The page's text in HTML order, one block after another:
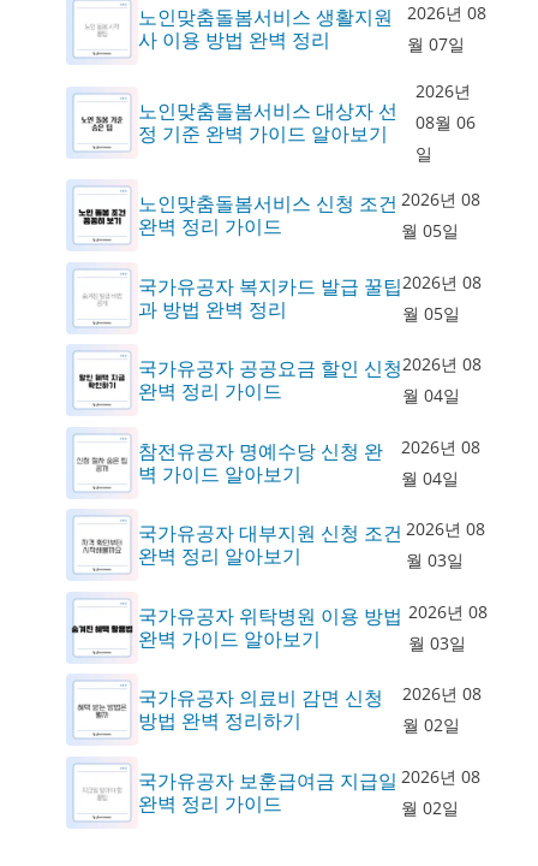
노인맞춤돌봄서비스 생활지원
사 이용 방법 완벽 정리
2026년 08
월 07일
노인맞춤돌봄서비스 대상자 선
정 기준 완벽 가이드 알아보기
2026년
08월 06
일
노인맞춤돌봄서비스 신청 조건
완벽 정리 가이드
2026년 08
월 05일
국가유공자 복지카드 발급 꿀팁
과 방법 완벽 정리
2026년 08
월 05일
국가유공자 공공요금 할인 신청
완벽 정리 가이드
2026년 08
월 04일
참전유공자 명예수당 신청 완
벽 가이드 알아보기
2026년 08
월 04일
국가유공자 대부지원 신청 조건
완벽 정리 알아보기
2026년 08
월 03일
국가유공자 위탁병원 이용 방법
완벽 가이드 알아보기
2026년 08
월 03일
국가유공자 의료비 감면 신청
방법 완벽 정리하기
2026년 08
월 02일
국가유공자 보훈급여금 지급일
완벽 정리 가이드
2026년 08
월 02일